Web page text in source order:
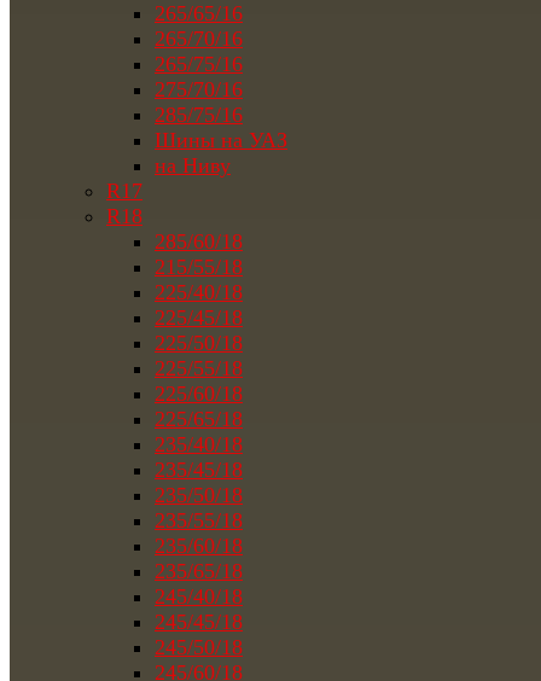
265/65/16
265/70/16
265/75/16
275/70/16
285/75/16
Шины на УАЗ
на Ниву
R17
R18
285/60/18
215/55/18
225/40/18
225/45/18
225/50/18
225/55/18
225/60/18
225/65/18
235/40/18
235/45/18
235/50/18
235/55/18
235/60/18
235/65/18
245/40/18
245/45/18
245/50/18
245/60/18